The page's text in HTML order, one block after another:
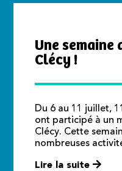
Une semaine
Clécy !
Du 6 au 11 juillet,
ont participé à un
Clécy. Cette
nombreuses
Lire la suite